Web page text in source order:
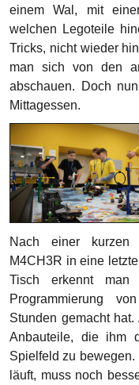
einem Wal, mit
welchen Legoteile
Tricks, nicht wieder
man sich von den
abschauen. Doch
Mittagessen.
Nach einer kurzen
M4CH3R in eine
Tisch erkennt man
Programmierung
Stunden gemacht
Anbauteile, die ihm
Spielfeld zu
läuft, muss noch